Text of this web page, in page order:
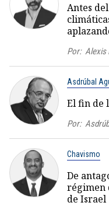
Antes
Por: Alexis
Asdrúbal
El fin de
Por:
Chavismo
De
régimen
de Israel